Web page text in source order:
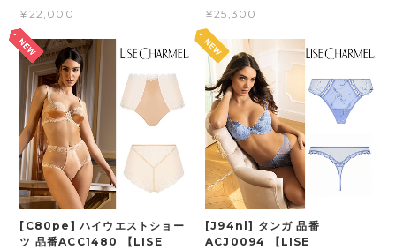
¥22,000
¥25,300
[C80pe] ハイウエストショー
ツ 品番ACC1480 【LISE
[J94nl] タンガ 品番
ACJ0094 【LISE